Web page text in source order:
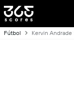
Fútbol Kervin Andrade